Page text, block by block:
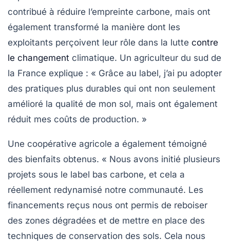
contribué à réduire l’empreinte carbone, mais ont
également transformé la manière dont les
exploitants perçoivent leur rôle dans la lutte contre
le changement climatique. Un agriculteur du sud de
la France explique : « Grâce au label, j’ai pu adopter
des pratiques plus durables qui ont non seulement
amélioré la qualité de mon sol, mais ont également
réduit mes coûts de production. »
Une coopérative agricole a également témoigné
des bienfaits obtenus. « Nous avons initié plusieurs
projets sous le label bas carbone, et cela a
réellement redynamisé notre communauté. Les
financements reçus nous ont permis de reboiser
des zones dégradées et de mettre en place des
techniques de conservation des sols. Cela nous